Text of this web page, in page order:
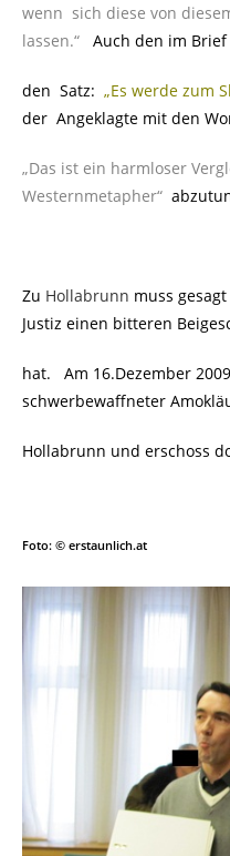
wenn sich diese von
lassen.“ Auch den im
den Satz: „Es werde zum
der Angeklagte mit den
„Das ist ein harmloser
Westernmetapher“
Zu Hollabrunn muss
Justiz einen bitteren
hat. Am 16.Dezember
schwerbewaffneter
Hollabrunn und erschoss
Foto: © erstaunlich.at